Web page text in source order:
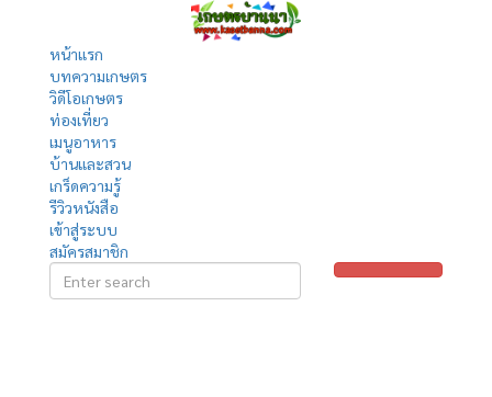
หน้าแรก
บทความเกษตร
วิดีโอเกษตร
ท่องเที่ยว
เมนูอาหาร
บ้านและสวน
เกร็ดความรู้
รีวิวหนังสือ
เข้าสู่ระบบ
สมัครสมาชิก